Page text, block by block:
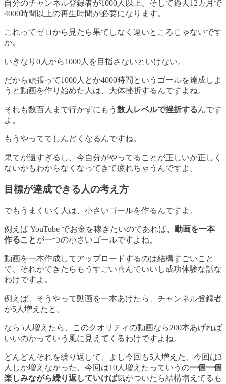
自分のチャンネル登録者が1000人以上、そして過去12カ月で
4000時間以上の再生時間が必要になります。
これってゼロから見たら果てしなく遠いところじゃないです
か。
いきなり0人から1000人を目指さないといけない。
だから頑張って1000人とか4000時間というゴールを達成しよ
うと動画を作り始めた人は、大体挫折するんですよね。
それも数百人まで行かずにもう 数人レベルで挫折するんです
よ。
もうやっててしんどくなるんですね。
果てが遠すぎるし、今自分がやってることが正しいか正しく
ないかもわからなくなってきて疲れちゃうんですよ。
目標が達成できる人の考え方
でも うまくいく人は、小さいゴールを作る んですよ。
例えば YouTube でお金を稼ぎたいのであれば、動画を一本
作ることが一つの小さいゴールですよね。
動画を一本作成してアップロードするのは結構すごいこと
で、それができたらもうすごい喜んでいいし成功体験な話な
わけですよ。
例えば、そうやって動画を一本あげたら、チャンネル登録者
が5人増えたと。
なら5人増えたら、このクオリティの動画なら200本あげれば
いいのかっていう風に見えてくるわけですよね。
どんどんそれを繰り返して、よし今回も5人増えた、今回は3
人しか増えなかった、今回は10人増えたっていうの一個一個
楽しみながら繰り返していけば気がついたら結構増えてるも